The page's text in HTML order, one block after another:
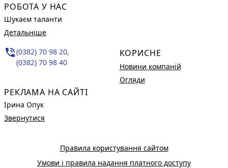
РОБОТА У НАС
Шукаєм таланти
Детальніше
phone_in_talk(0382) 70 98 20,
(0382) 70 98 40
РЕКЛАМА НА САЙТІ
Ірина Опук
Звернутися
КОРИСНЕ
Новини компаній
Огляди
Правила користування сайтом
Умови і правила надання платного доступу